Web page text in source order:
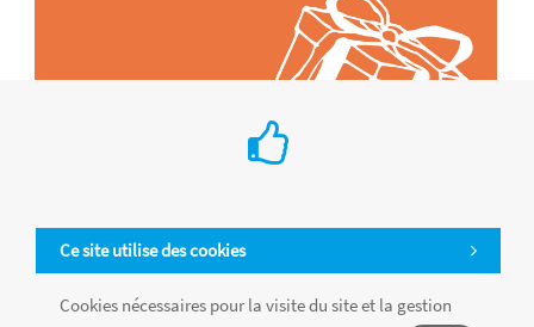
Ce site utilise des cookies
Cookies nécessaires pour la visite du site et la gestion